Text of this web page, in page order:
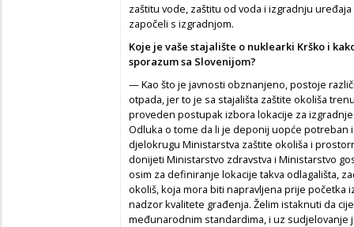
zaštitu vode, zaštitu od voda i izgradnju
započeli s izgradnjom.
Koje je vaše stajalište o nuklearki Krško i
sporazum sa Slovenijom?
— Kao što je javnosti obznanjeno, postoje
otpada, jer to je sa stajališta zaštite okoliša
proveden postupak izbora lokacije za
Odluka o tome da li je deponij uopće potreban
djelokrugu Ministarstva zaštite okoliša i
donijeti Ministarstvo zdravstva i Ministarstvo
osim za definiranje lokacije takva odlagališta,
okoliš, koja mora biti napravljena prije početka
nadzor kvalitete građenja. Želim istaknuti da
međunarodnim standardima, i uz sudjelovanje